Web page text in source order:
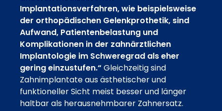
Implantationsverfahren, wie beispielsweise
der orthopädischen Gelenkprothetik, sind
Aufwand, Patientenbelastung und
Komplikationen in der zahnärztlichen
Implantologie im Schweregrad als eher
gering einzustufen.“ Gleichzeitig sind
Zahnimplantate aus ästhetischer und
funktioneller Sicht meist besser und länger
haltbar als herausnehmbarer Zahnersatz.